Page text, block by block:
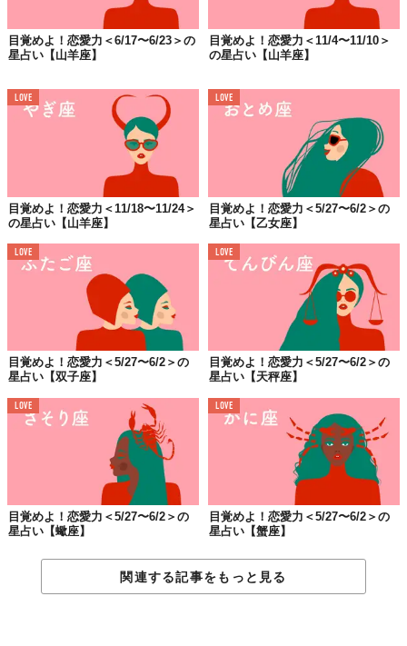
目覚めよ！恋愛力＜6/17〜6/23＞の
星占い【山羊座】
目覚めよ！恋愛力＜11/4〜11/10＞
の星占い【山羊座】
LOVE
目覚めよ！恋愛力＜11/18〜11/24＞
の星占い【山羊座】
LOVE
目覚めよ！恋愛力＜5/27〜6/2＞の
星占い【乙女座】
LOVE
目覚めよ！恋愛力＜5/27〜6/2＞の
星占い【双子座】
LOVE
目覚めよ！恋愛力＜5/27〜6/2＞の
星占い【天秤座】
LOVE
目覚めよ！恋愛力＜5/27〜6/2＞の
星占い【蠍座】
LOVE
目覚めよ！恋愛力＜5/27〜6/2＞の
星占い【蟹座】
関連する記事をもっと見る